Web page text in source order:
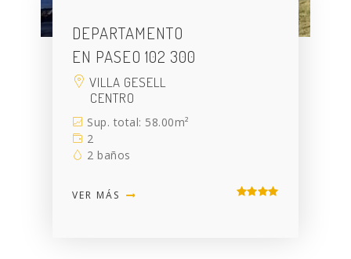
DEPARTAMENTO
EN PASEO 102 300
VILLA GESELL
CENTRO
Sup. total: 58.00m²
2
2 baños
VER MÁS